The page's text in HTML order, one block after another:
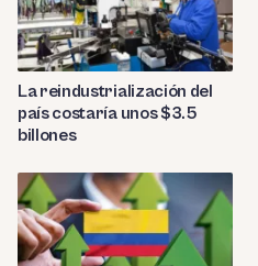
La reindustrialización del
país costaría unos $3.5
billones